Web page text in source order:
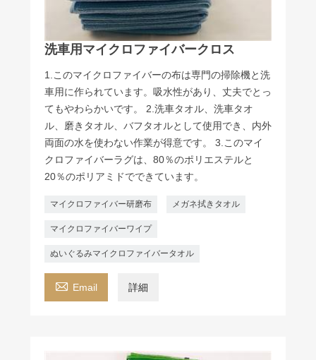
洗車用マイクロファイバークロス
1.このマイクロファイバーの布は専門の掃除機と洗
車用に作られています。吸水性があり、丈夫でとっ
てもやわらかいです。 2.洗車タオル、洗車タオ
ル、磨きタオル、バフタオルとして使用でき、内外
両面の水を使わない作業が得意です。 3.このマイ
クロファイバーラグは、80％のポリエステルと
20％のポリアミドでできています。
マイクロファイバー研磨布 メガネ拭きタオル
マイクロファイバーワイプ
ぬいぐるみマイクロファイバータオル
 Email 詳細